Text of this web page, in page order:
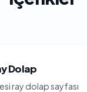
Dolap
ray dolap sayfası